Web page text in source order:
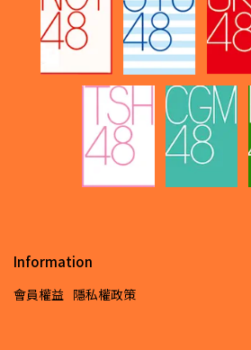
Information
會員權益 隱私權政策